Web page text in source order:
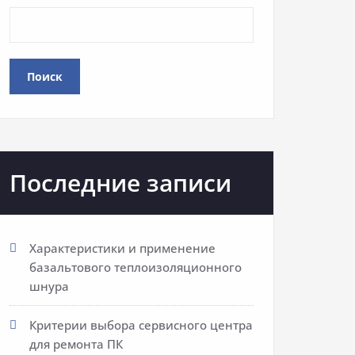
Поиск
Последние записи
Характеристики и применение
базальтового теплоизоляционного
шнура
Критерии выбора сервисного центра
для ремонта ПК